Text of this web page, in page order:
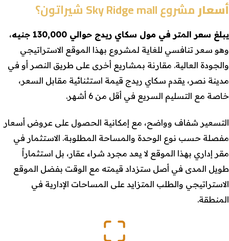
أسعارمشروع Sky Ridge mall شيراتون؟
يبلغ سعر المتر في مول سكاي ريدج حوالي 130,000 جنيه
،
وهو سعر تنافسي للغاية لمشروع بهذا الموقع الاستراتيجي
والجودة العالية. مقارنة بمشاريع أخرى على طريق النصر أو في
مدينة نصر، يقدم سكاي ريدج قيمة استثنائية مقابل السعر،
خاصة مع التسليم السريع في أقل من 6 أشهر.
التسعير شفاف وواضح، مع إمكانية الحصول على عروض أسعار
مفصلة حسب نوع الوحدة والمساحة المطلوبة. الاستثمار في
مقر إداري بهذا الموقع لا يعد مجرد شراء عقار، بل استثماراً
طويل المدى في أصل ستزداد قيمته مع الوقت بفضل الموقع
الاستراتيجي والطلب المتزايد على المساحات الإدارية في
المنطقة.